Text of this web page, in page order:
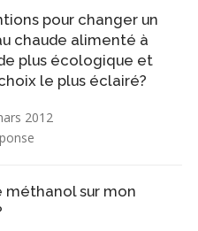
pour changer un
chaude alimenté à
plus écologique et
le plus éclairé?
2012
méthanol sur mon